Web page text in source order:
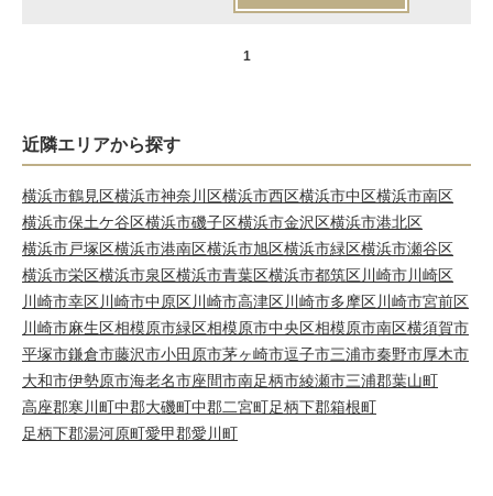
1
近隣エリアから探す
横浜市鶴見区横浜市神奈川区横浜市西区横浜市中区横浜市南区
横浜市保土ケ谷区横浜市磯子区横浜市金沢区横浜市港北区
横浜市戸塚区横浜市港南区横浜市旭区横浜市緑区横浜市瀬谷区
横浜市栄区横浜市泉区横浜市青葉区横浜市都筑区川崎市川崎区
川崎市幸区川崎市中原区川崎市高津区川崎市多摩区川崎市宮前区
川崎市麻生区相模原市緑区相模原市中央区相模原市南区横須賀市
平塚市鎌倉市藤沢市小田原市茅ヶ崎市逗子市三浦市秦野市厚木市
大和市伊勢原市海老名市座間市南足柄市綾瀬市三浦郡葉山町
高座郡寒川町中郡大磯町中郡二宮町足柄下郡箱根町
足柄下郡湯河原町愛甲郡愛川町